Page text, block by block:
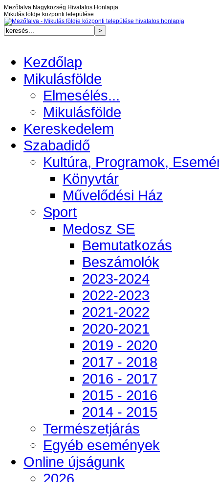
Mezőfalva Nagyközség Hivatalos Honlapja
Mikulás földje központi települése
Kezdőlap
Mikulásfölde
Elmesélés...
Mikulásfölde
Kereskedelem
Szabadidő
Kultúra, Programok,
Könyvtár
Művelődési Ház
Sport
Medosz SE
Bemutatkozás
Beszámolók
2023-2024
2022-2023
2021-2022
2020-2021
2019 - 2020
2017 - 2018
2016 - 2017
2015 - 2016
2014 - 2015
Természetjárás
Egyéb események
Online újságunk
2026